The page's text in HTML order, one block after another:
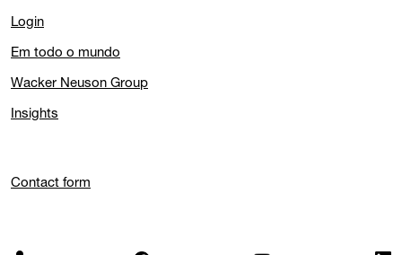
Login
Em todo o mundo
Wacker Neuson Group
Insights
Contact form